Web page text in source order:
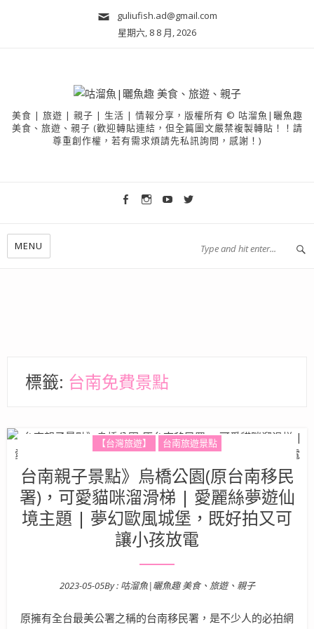
guliufish.ad@gmail.com
星期六, 8 8 月, 2026
美食 | 旅遊 | 親子 | 生活 | 情報分享，版權所有 © 咕溜魚|曬魚趣
美食、旅遊、親子 (歡迎轉貼連結，但全篇圖文嚴禁複製轉貼！！請
尊重創作權，若有需求煩請先私訊詢問，感謝！)
MENU
標籤: 台南免費景點
【台灣旅遊】 台南旅遊景點
台南親子景點》烏橋公園(原台南移民
署)，可愛貓咪溜滑梯 | 愛麗絲夢遊仙
境主題 | 夢幻歐風城堡，既好拍又可
讓小孩放電
Posted on
2023-05-05By : 咕溜魚|曬魚趣 美食、旅遊、親子
原擁有全台最美公署之稱的台南移民署，是不少人的必拍網